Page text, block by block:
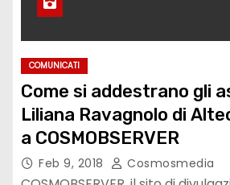
COMUNICATI
Come si addestrano gli
Liliana Ravagnolo di
a COSMOBSERVER
Feb 9, 2018 Cosmosmedia